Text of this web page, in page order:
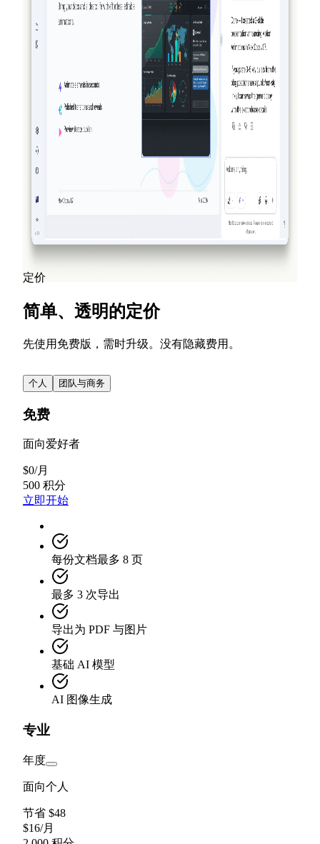
NextDocs 不再只是生成并寄希望于结果。到 v1.8 版
本，AI 会创建你的文档、对所生成的内容进行可视化
审查并进行改进——在你看到结果之前就完成整套过
程。没有其他 AI 文档或演示工具能做到这一点。
阅读更多
2026-03-14
NextDocs v1.7.0：动态动画、视频导出及更多
功能
为演示文稿中的任何对象添加入场、退场和强调动画。
NextDocs v1.7.0 带来了动态动画、视频导出以及全新设
计的营销体验。
阅读更多
查看所有博客文章
定价
简单、透明的定价
先使用免费版，需时升级。没有隐藏费用。
个人 团队与商务
免费
面向爱好者
$0/月
500 积分
立即开始
每份文档最多 8 页
最多 3 次导出
导出为 PDF 与图片
基础 AI 模型
AI 图像生成
专业
年度
面向个人
节省 $48
$16/月